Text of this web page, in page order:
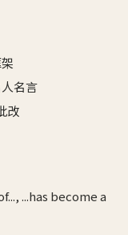
名言
改
...has become a